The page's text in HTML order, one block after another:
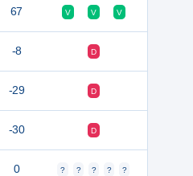
67 V V V
-8 D
-29 D
-30 D
0 ? ? ? ? ?